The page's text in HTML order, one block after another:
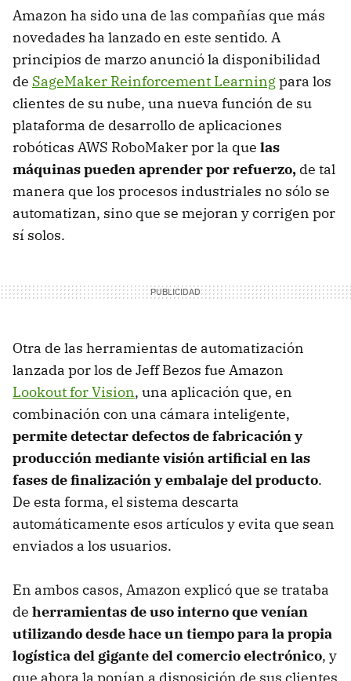
Amazon ha sido una de las compañías que más
novedades ha lanzado en este sentido. A
principios de marzo anunció la disponibilidad
de SageMaker Reinforcement Learningpara los
clientes de su nube, una nueva función de su
plataforma de desarrollo de aplicaciones
robóticas AWS RoboMaker por la que las
máquinas pueden aprender por refuerzo, de tal
manera que los procesos industriales no sólo se
automatizan, sino que se mejoran y corrigen por
sí solos.
Otra de las herramientas de automatización
lanzada por los de Jeff Bezos fue Amazon
Lookout for Vision, una aplicación que, en
combinación con una cámara inteligente,
permite detectar defectos de fabricación y
producción mediante visión artificial en las
fases de finalización y embalaje del producto.
De esta forma, el sistema descarta
automáticamente esos artículos y evita que sean
enviados a los usuarios.
En ambos casos, Amazon explicó que se trataba
de herramientas de uso interno que venían
utilizando desde hace un tiempo para la propia
logística del gigante del comercio electrónico, y
que ahora la ponían a disposición de sus clientes